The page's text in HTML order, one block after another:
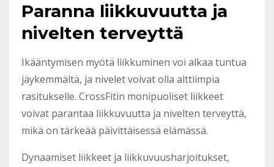
Paranna liikkuvuutta ja
nivelten terveyttä
Ikääntymisen myötä liikkuminen voi alkaa tuntua
jäykemmältä, ja nivelet voivat olla alttiimpia
rasitukselle. CrossFitin monipuoliset liikkeet
voivat parantaa liikkuvuutta ja nivelten terveyttä,
mikä on tärkeää päivittäisessä elämässä.
Dynaamiset liikkeet ja liikkuvuusharjoitukset,